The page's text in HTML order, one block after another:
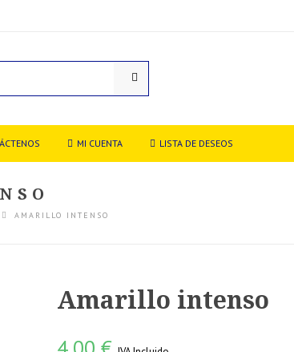
MI CUENTA LISTA DE DESEOS
AMARILLO INTENSO
Amarillo intenso